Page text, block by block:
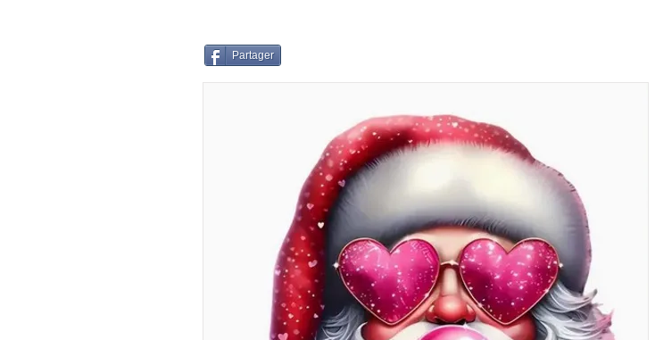
Partager